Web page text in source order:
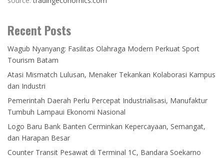
Recent Posts
Wagub Nyanyang: Fasilitas Olahraga Modern Perkuat Sport
Tourism Batam
Atasi Mismatch Lulusan, Menaker Tekankan Kolaborasi Kampus
dan Industri
Pemerintah Daerah Perlu Percepat Industrialisasi, Manufaktur
Tumbuh Lampaui Ekonomi Nasional
Logo Baru Bank Banten Cerminkan Kepercayaan, Semangat,
dan Harapan Besar
Counter Transit Pesawat di Terminal 1C, Bandara Soekarno